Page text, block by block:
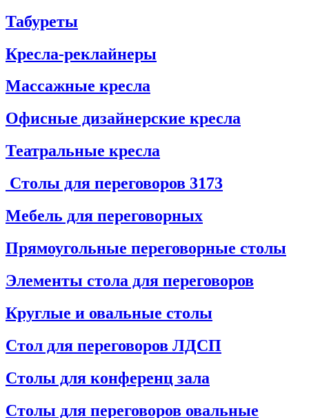
Табуреты
Кресла-реклайнеры
Массажные кресла
Офисные дизайнерские кресла
Театральные кресла
Столы для переговоров 3173
Мебель для переговорных
Прямоугольные переговорные столы
Элементы стола для переговоров
Круглые и овальные столы
Стол для переговоров ЛДСП
Столы для конференц зала
Столы для переговоров овальные